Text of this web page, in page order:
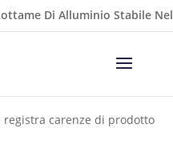
Di Alluminio Stabile Nel
carenze di prodotto